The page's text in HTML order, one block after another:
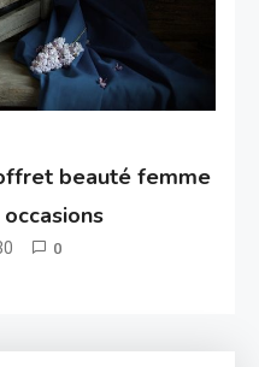
beauté femme
0